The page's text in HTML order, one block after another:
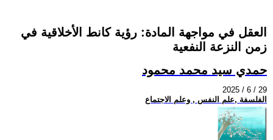
العقل في مواجهة المادة: رؤية كانط الأخلاقية في
زمن النزعة النفعية
حمدي سيد محمد محمود
2025 / 6 / 29
الفلسفة ,علم النفس , وعلم الاجتماع